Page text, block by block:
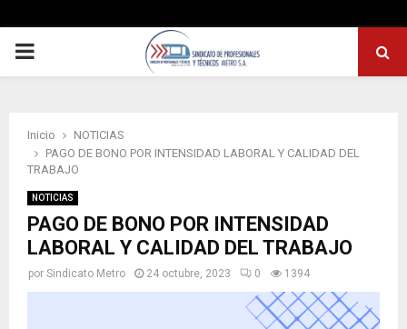
PRIMARY
Inicio
NOTICIAS
PAGO DE BONO POR INTENSIDAD LABORAL Y CALIDAD DEL
TRABAJO
NOTICIAS
PAGO DE BONO POR INTENSIDAD
LABORAL Y CALIDAD DEL TRABAJO
por Sindicato Metro 24 octubre, 2023 0 1394